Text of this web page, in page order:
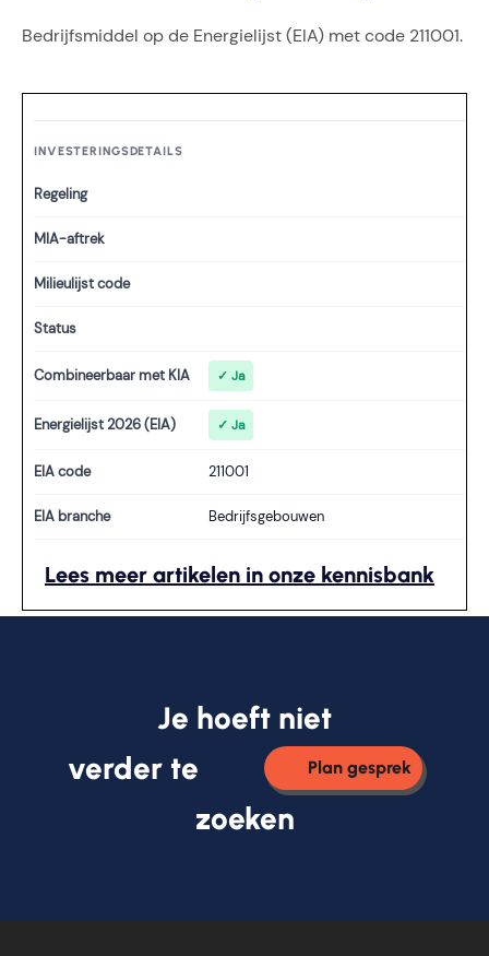
Bedrijfsmiddel op de Energielijst (EIA) met code 211001.
INVESTERINGSDETAILS
Regeling
MIA-aftrek
Milieulijst code
Status
Combineerbaar met KIA ✓ Ja
Energielijst 2026 (EIA) ✓ Ja
EIA code 211001
EIA branche Bedrijfsgebouwen
Lees meer artikelen in onze kennisbank
Je hoeft niet
verder te
Plan gesprek
zoeken